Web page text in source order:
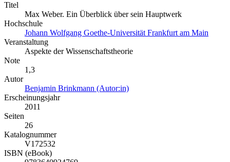
Titel
Max Weber. Ein Überblick über sein Hauptwerk
Hochschule
Johann Wolfgang Goethe-Universität Frankfurt am Main
Veranstaltung
Aspekte der Wissenschaftstheorie
Note
1,3
Autor
Benjamin Brinkmann (Autor:in)
Erscheinungsjahr
2011
Seiten
26
Katalognummer
V172532
ISBN (eBook)